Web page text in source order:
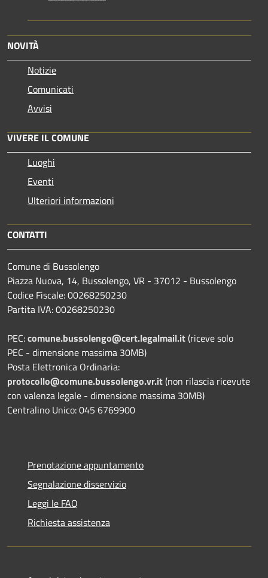
NOVITÀ
Notizie
Comunicati
Avvisi
VIVERE IL COMUNE
Luoghi
Eventi
Ulteriori informazioni
CONTATTI
Comune di Bussolengo
Piazza Nuova, 14, Bussolengo, VR - 37012 - Bussolengo
Codice Fiscale: 00268250230
Partita IVA: 00268250230
PEC:comune.bussolengo@cert.legalmail.it(riceve solo
PEC - dimensione massima 30MB)
Posta Elettronica Ordinaria:
protocollo@comune.bussolengo.vr.it(non rilascia ricevute
con valenza legale - dimensione massima 30MB)
Centralino Unico: 045 6769900
Prenotazione appuntamento
Segnalazione disservizio
Leggi le FAQ
Richiesta assistenza